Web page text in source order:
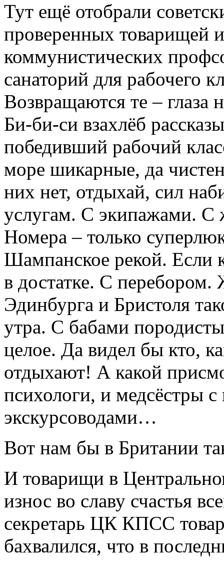
Тут ещё отобрали
проверенных товарищей
коммунистических
санаторий для рабочего
Возвращаются те – глаза
Би-би-си взахлёб
победивший рабочий
море шикарные, да
них нет, отдыхай, сил
услугам. С экипажами. С
Номера – только
Шампанское рекой. Если
в достатке. С
Эдинбурга и Бристоля
утра. С бабами
целое. Да видел бы кто,
отдыхают! А какой
психологи, и медсёстры
экскурсоводами…
Вот нам бы в Британии
И товарищи в
износ во славу счастья
секретарь ЦК КПСС
бахвалился, что в